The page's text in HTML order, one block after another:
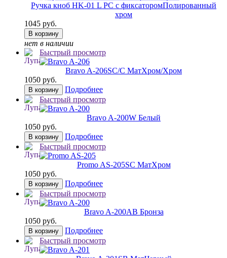
Ручка кноб HK-01 L PC с фиксаторомПолированный
хром
1045 руб.
В корзину
нет в наличии
Быстрый просмотр
Bravo A-206SC/C МатХром/Хром
1050 руб.
В корзину
Подробнее
Быстрый просмотр
Bravo A-200W Белый
1050 руб.
В корзину
Подробнее
Быстрый просмотр
Promo AS-205SC МатХром
1050 руб.
В корзину
Подробнее
Быстрый просмотр
Bravo A-200AB Бронза
1050 руб.
В корзину
Подробнее
Быстрый просмотр